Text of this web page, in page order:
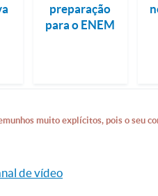
preparação
para o ENEM
muito explícitos, pois o seu
de vídeo